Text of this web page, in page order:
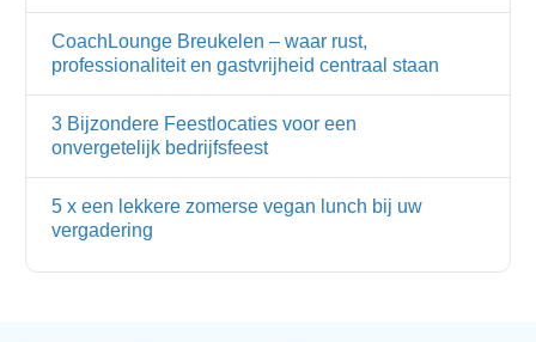
CoachLounge Breukelen – waar rust,
professionaliteit en gastvrijheid centraal staan
3 Bijzondere Feestlocaties voor een
onvergetelijk bedrijfsfeest
5 x een lekkere zomerse vegan lunch bij uw
vergadering